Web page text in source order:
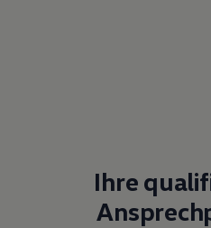
Ihre